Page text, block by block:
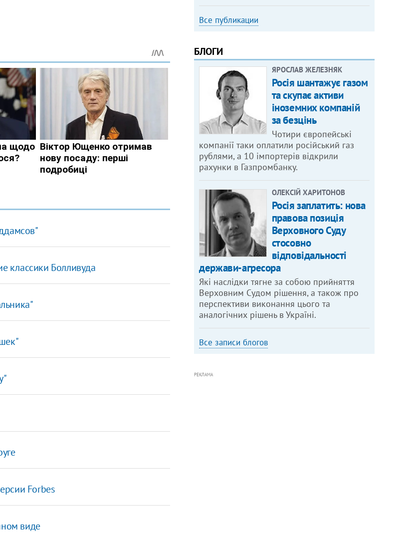
классики Болливуда
Forbes
виде
Все публикации
БЛОГИ
ЯРОСЛАВ ЖЕЛЕЗНЯК
Росія шантажує газом
та скупає активи
іноземних компаній
за безцінь
Чотири європейські
компанії таки оплатили російський газ
рублями, а 10 імпортерів відкрили
рахунки в Газпромбанку.
ОЛЕКСІЙ ХАРИТОНОВ
Росія заплатить: нова
правова позиція
Верховного Суду
стосовно
відповідальності
держави-агресора
Які наслідки тягне за собою прийняття
Верховним Судом рішення, а також про
перспективи виконання цього та
аналогічних рішень в Україні.
Все записи блогов
РЕКЛАМА